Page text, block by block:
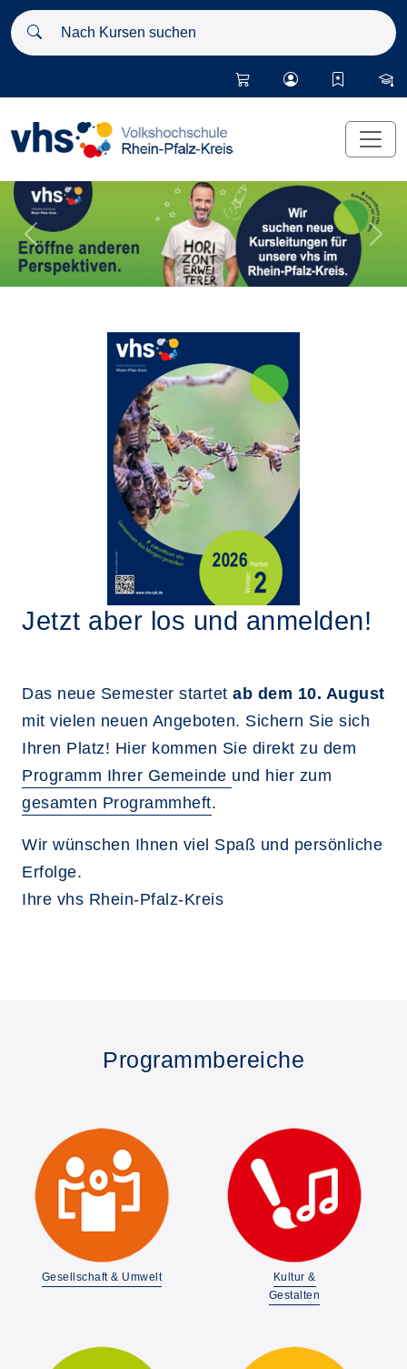
Nach Kursen suchen
Vorheriges Slider-Bild anzeigen
Jetzt aber los und anmelden!
Das neue Semester startet ab dem 10. August
mit vielen neuen Angeboten. Sichern Sie sich
Ihren Platz! Hier kommen Sie direkt zu dem
Programm Ihrer Gemeinde und hier zum
gesamten Programmheft.
Wir wünschen Ihnen viel Spaß und persönliche
Erfolge.
Ihre vhs Rhein-Pfalz-Kreis
Programmbereiche
Gesellschaft & Umwelt
Kultur &
Gestalten